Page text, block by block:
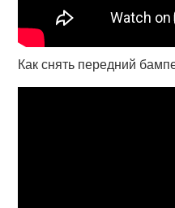
Как снять передний